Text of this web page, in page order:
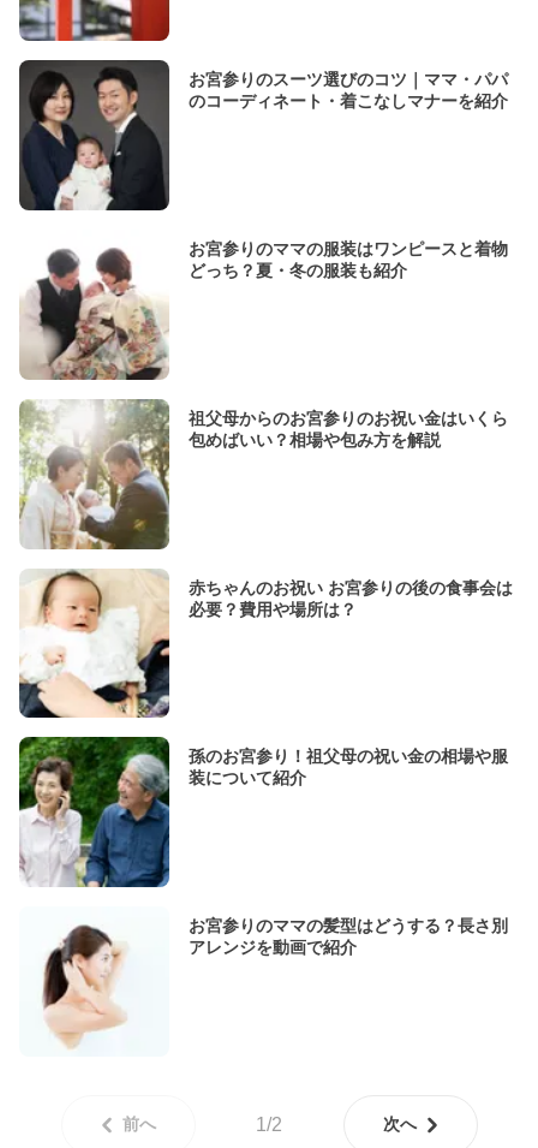
お宮参りのスーツ選びのコツ｜ママ・パパ
のコーディネート・着こなしマナーを紹介
お宮参りのママの服装はワンピースと着物
どっち？夏・冬の服装も紹介
祖父母からのお宮参りのお祝い金はいくら
包めばいい？相場や包み方を解説
赤ちゃんのお祝い お宮参りの後の食事会は
必要？費用や場所は？
孫のお宮参り！祖父母の祝い金の相場や服
装について紹介
お宮参りのママの髪型はどうする？長さ別
アレンジを動画で紹介
前へ 1/2 次へ